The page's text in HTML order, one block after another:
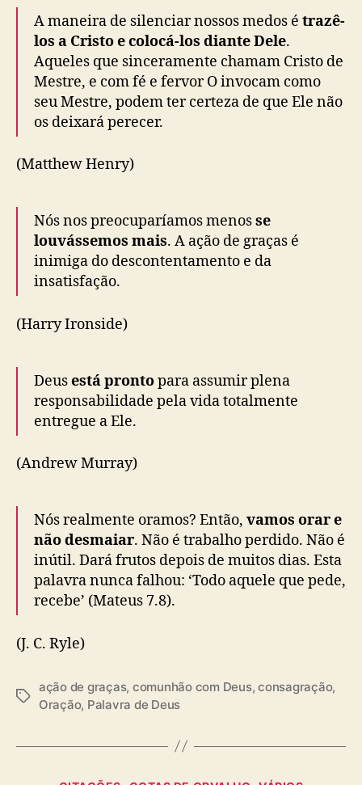
A maneira de silenciar nossos medos é trazê-
los a Cristo e colocá-los diante Dele.
Aqueles que sinceramente chamam Cristo de
Mestre, e com fé e fervor O invocam como
seu Mestre, podem ter certeza de que Ele não
os deixará perecer.
(Matthew Henry)
Nós nos preocuparíamos menosse
louvássemos mais. A ação de graças é
inimiga do descontentamento e da
insatisfação.
(Harry Ironside)
Deusestá prontopara assumir plena
responsabilidade pela vida totalmente
entregue a Ele.
(Andrew Murray)
Nós realmente oramos? Então, vamos orar e
não desmaiar. Não é trabalho perdido. Não é
inútil. Dará frutos depois de muitos dias. Esta
palavra nunca falhou: ‘Todo aquele que pede,
recebe’ (Mateus 7.8).
(J. C. Ryle)
T
s
ação de graças, comunhão com Deus,consagração,
Oração, Palavra de Deus